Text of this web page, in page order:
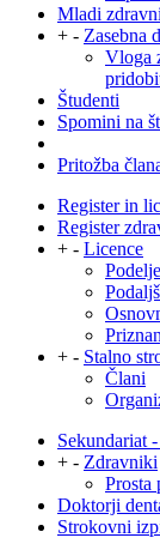
Mladi
+ - Zasebna
Vloga
Študenti
Spomini na
Pritožba
Register in
Register
+ - Licence
+ - Stalno
Člani
Sekundariat
+ - Zdravniki
Prosta
Doktorji
Strokovni